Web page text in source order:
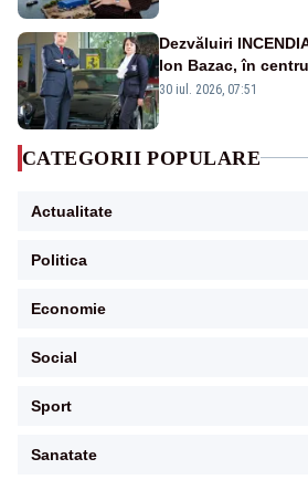
Dezvăluiri
Ion Bazac, în
publice
30 iul. 2026, 07:51
CATEGORII POPULARE
Actualitate
Politica
Economie
Social
Sport
Sanatate